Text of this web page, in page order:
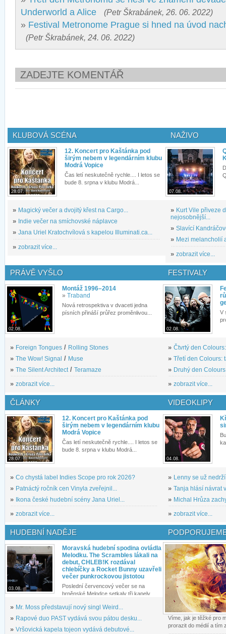
Underworld a Alice
(Petr Škrabánek, 26. 06. 2022)
» Festival Metronome Prague si hned na úvod
(Petr Škrabánek, 24. 06. 2022)
ZADEJTE KOMENTÁŘ
KLUBOVÁ SCÉNA
28.07.
12. Koncert pro Kaštánka pod
širým nebem v legendárním klubu
Modrá Vopice
Čas letí neskutečně rychle.... I letos se
bude 8. srpna v klubu Modrá...
» Magický večer a dvojitý křest na Cargo...
» Indie večer na smíchovské náplavce
» Jana Uriel Kratochvílová s kapelou Illuminati.ca...
» zobrazit více...
NAŽIVO
07.08.
» Kurt Vile přiveze
nejosobnější...
» Slavící
» Mezi melancholií
» zobrazit více...
PRÁVĚ VYŠLO
02.08.
Montáž 1996–2014
» Traband
Nová retrospektiva v dvaceti jedna
písních přináší průřez proměnlivou...
» Foreign Tongues / Rolling Stones
» The Wow! Signal / Muse
» The Silent Architect / Teramaze
» zobrazit více...
FESTIVALY
02.08.
V
» Čtvrtý den
» Třetí den Colours:
» Druhý den
» zobrazit více...
ČLÁNKY
28.07.
12. Koncert pro Kaštánka pod
širým nebem v legendárním klubu
Modrá Vopice
Čas letí neskutečně rychle.... I letos se
bude 8. srpna v klubu Modrá...
» Co chystá label Indies Scope pro rok 2026?
» Patnáctý ročník cen Vinyla zveřejnil...
»
Ikona české hudební scény Jana Uriel...
» zobrazit více...
VIDEOKLIPY
04.08.
» Lenny se už
» Tanja hlásí návrat
» Michal Hrůza
» zobrazit více...
HUDEBNÍ NADĚJE
03.08.
Moravská hudební spodina ovládla
Melodku. The Scrambles lákali na
debut, CHLEB!K rozdával
chlebíčky a Rocket Bunny uzavřeli
večer punkrockovou jistotou
Poslední červencový večer se na
brněnské Melodce setkaly tři kapely...
» Mr. Moss představují nový singl Weird...
» Rapové duo PAST vydává svou pátou desku...
» Vršovická kapela tojeon vydává debutové...
Víme, jak je těžké pro
prorazit do médií a tím